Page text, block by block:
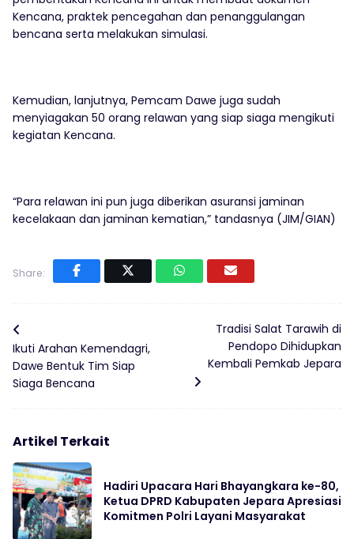
Kencana, praktek pencegahan dan penanggulangan
bencana serta melakukan simulasi.
Kemudian, lanjutnya, Pemcam Dawe juga sudah
menyiagakan 50 orang relawan yang siap siaga mengikuti
kegiatan Kencana.
“Para relawan ini pun juga diberikan asuransi jaminan
kecelakaan dan jaminan kematian,” tandasnya (JIM/GIAN)
Share:
Ikuti Arahan Kemendagri,
Dawe Bentuk Tim Siap
Siaga Bencana
Tradisi Salat Tarawih di
Pendopo Dihidupkan
Kembali Pemkab Jepara
Artikel Terkait
Hadiri Upacara Hari Bhayangkara ke-80,
Ketua DPRD Kabupaten Jepara Apresiasi
Komitmen Polri Layani Masyarakat